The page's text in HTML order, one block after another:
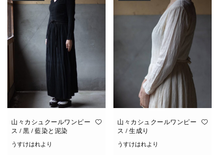
山々カシュクールワンピー
ス / 黒 / 藍染と泥染
うすけはれより
山々カシュクールワンピー
ス / 生成り
うすけはれより